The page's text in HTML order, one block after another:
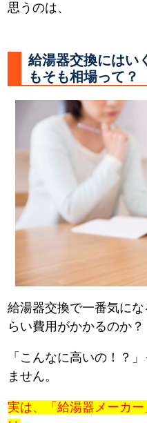
思うのは、
給湯器交換にはい
もそも相場って？
給湯器交換で一番気に
らい費用がかかるのか？
「こんなに高いの！？
ません。
実は、「給湯器メーカ